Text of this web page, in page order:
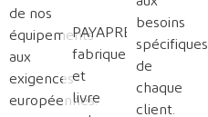
de nos
équipements
aux
exigences
européennes.
PAYAPRESS
fabrique
et
livre
besoins
spécifiques
de
chaque
client.